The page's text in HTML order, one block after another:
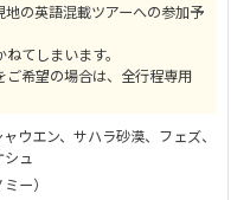
の英語混載ツアーへの参加予
てしまいます。
希望の場合は、全行程専用
ウエン、サハラ砂漠、フェズ、
シュ
ー）